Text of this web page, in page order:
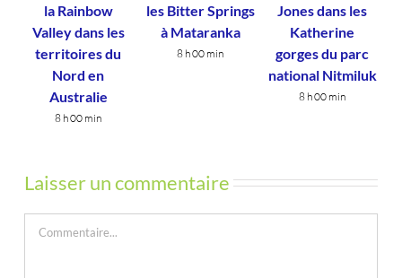
la Rainbow
Valley dans les
territoires du
Nord en
Australie
8 h 00 min
les Bitter Springs
à Mataranka
8 h 00 min
Jones dans les
Katherine
gorges du parc
national Nitmiluk
8 h 00 min
Laisser un commentaire
Commentaire